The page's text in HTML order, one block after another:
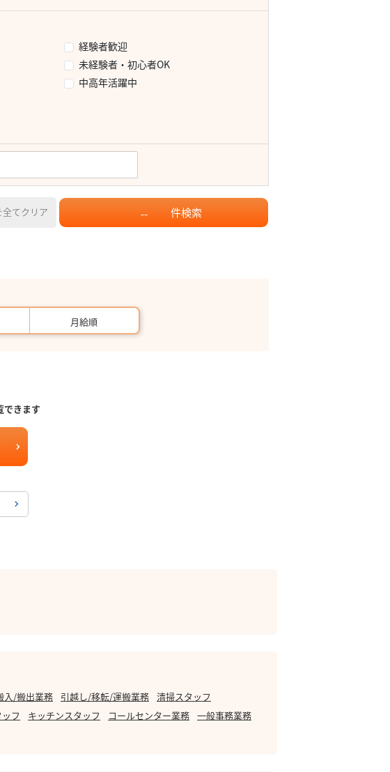
経験者歓迎
未経験者・初心者OK
中高年活躍中
てクリア -- 件検索
月給順
できます
入/搬出業務 引越し/移転/運搬業務 清掃スタッフ
フ キッチンスタッフ コールセンター業務 一般事務業務